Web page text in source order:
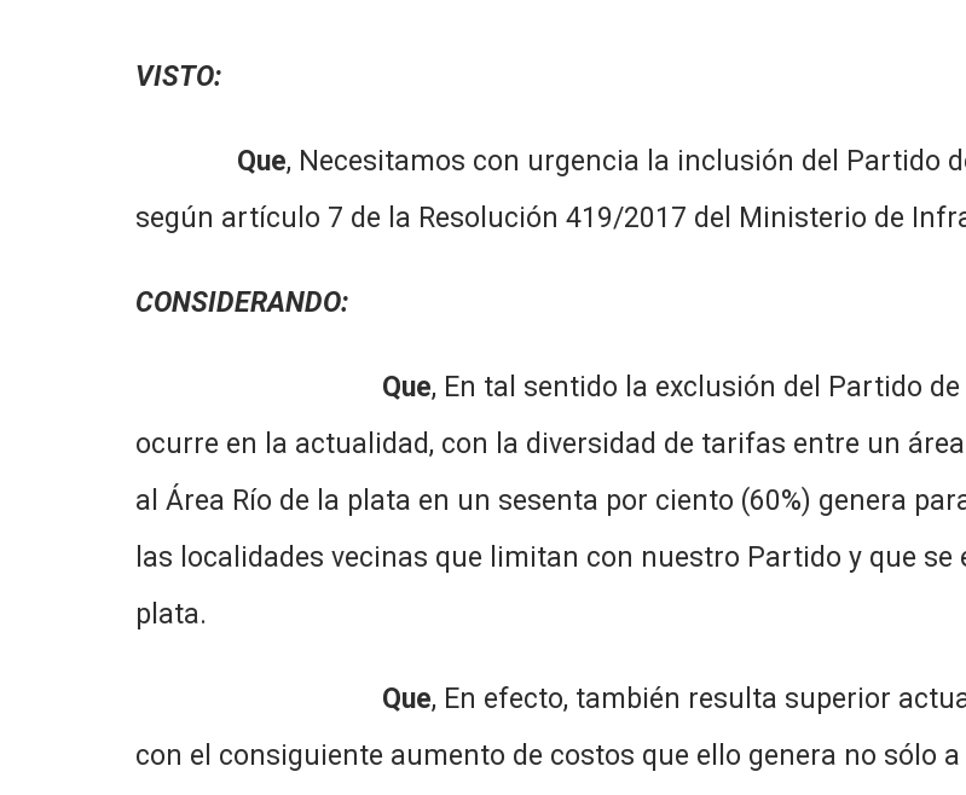
VISTO:
Que, Necesitamos con urgencia la inclusión del Partido
según artículo 7 de la Resolución 419/2017 del Ministerio de
CONSIDERANDO:
Que, En tal sentido la exclusión del Partido
ocurre en la actualidad, con la diversidad de tarifas entre un
al Área Río de la plata en un sesenta por ciento (60%) genera
las localidades vecinas que limitan con nuestro Partido y que
plata.
Que, En efecto, también resulta superior
con el consiguiente aumento de costos que ello genera no sólo